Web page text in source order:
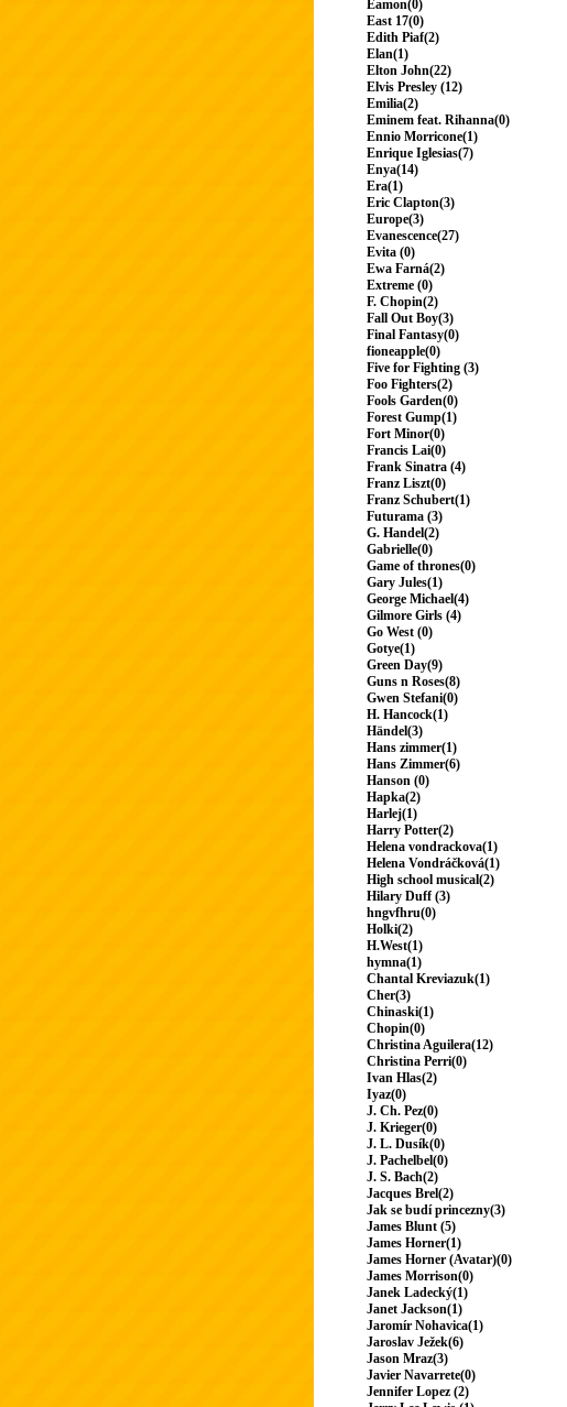
Eamon(0)
East 17(0)
Edith Piaf(2)
Elan(1)
Elton John(22)
Elvis Presley (12)
Emilia(2)
Eminem feat. Rihanna(0)
Ennio Morricone(1)
Enrique Iglesias(7)
Enya(14)
Era(1)
Eric Clapton(3)
Europe(3)
Evanescence(27)
Evita (0)
Ewa Farná(2)
Extreme (0)
F. Chopin(2)
Fall Out Boy(3)
Final Fantasy(0)
fioneapple(0)
Five for Fighting (3)
Foo Fighters(2)
Fools Garden(0)
Forest Gump(1)
Fort Minor(0)
Francis Lai(0)
Frank Sinatra (4)
Franz Liszt(0)
Franz Schubert(1)
Futurama (3)
G. Handel(2)
Gabrielle(0)
Game of thrones(0)
Gary Jules(1)
George Michael(4)
Gilmore Girls (4)
Go West (0)
Gotye(1)
Green Day(9)
Guns n Roses(8)
Gwen Stefani(0)
H. Hancock(1)
Händel(3)
Hans zimmer(1)
Hans Zimmer(6)
Hanson (0)
Hapka(2)
Harlej(1)
Harry Potter(2)
Helena vondrackova(1)
Helena Vondráčková(1)
High school musical(2)
Hilary Duff (3)
hngvfhru(0)
Holki(2)
H.West(1)
hymna(1)
Chantal Kreviazuk(1)
Cher(3)
Chinaski(1)
Chopin(0)
Christina Aguilera(12)
Christina Perri(0)
Ivan Hlas(2)
Iyaz(0)
J. Ch. Pez(0)
J. Krieger(0)
J. L. Dusík(0)
J. Pachelbel(0)
J. S. Bach(2)
Jacques Brel(2)
Jak se budí princezny(3)
James Blunt (5)
James Horner(1)
James Horner (Avatar)(0)
James Morrison(0)
Janek Ladecký(1)
Janet Jackson(1)
Jaromír Nohavica(1)
Jaroslav Ježek(6)
Jason Mraz(3)
Javier Navarrete(0)
Jennifer Lopez (2)